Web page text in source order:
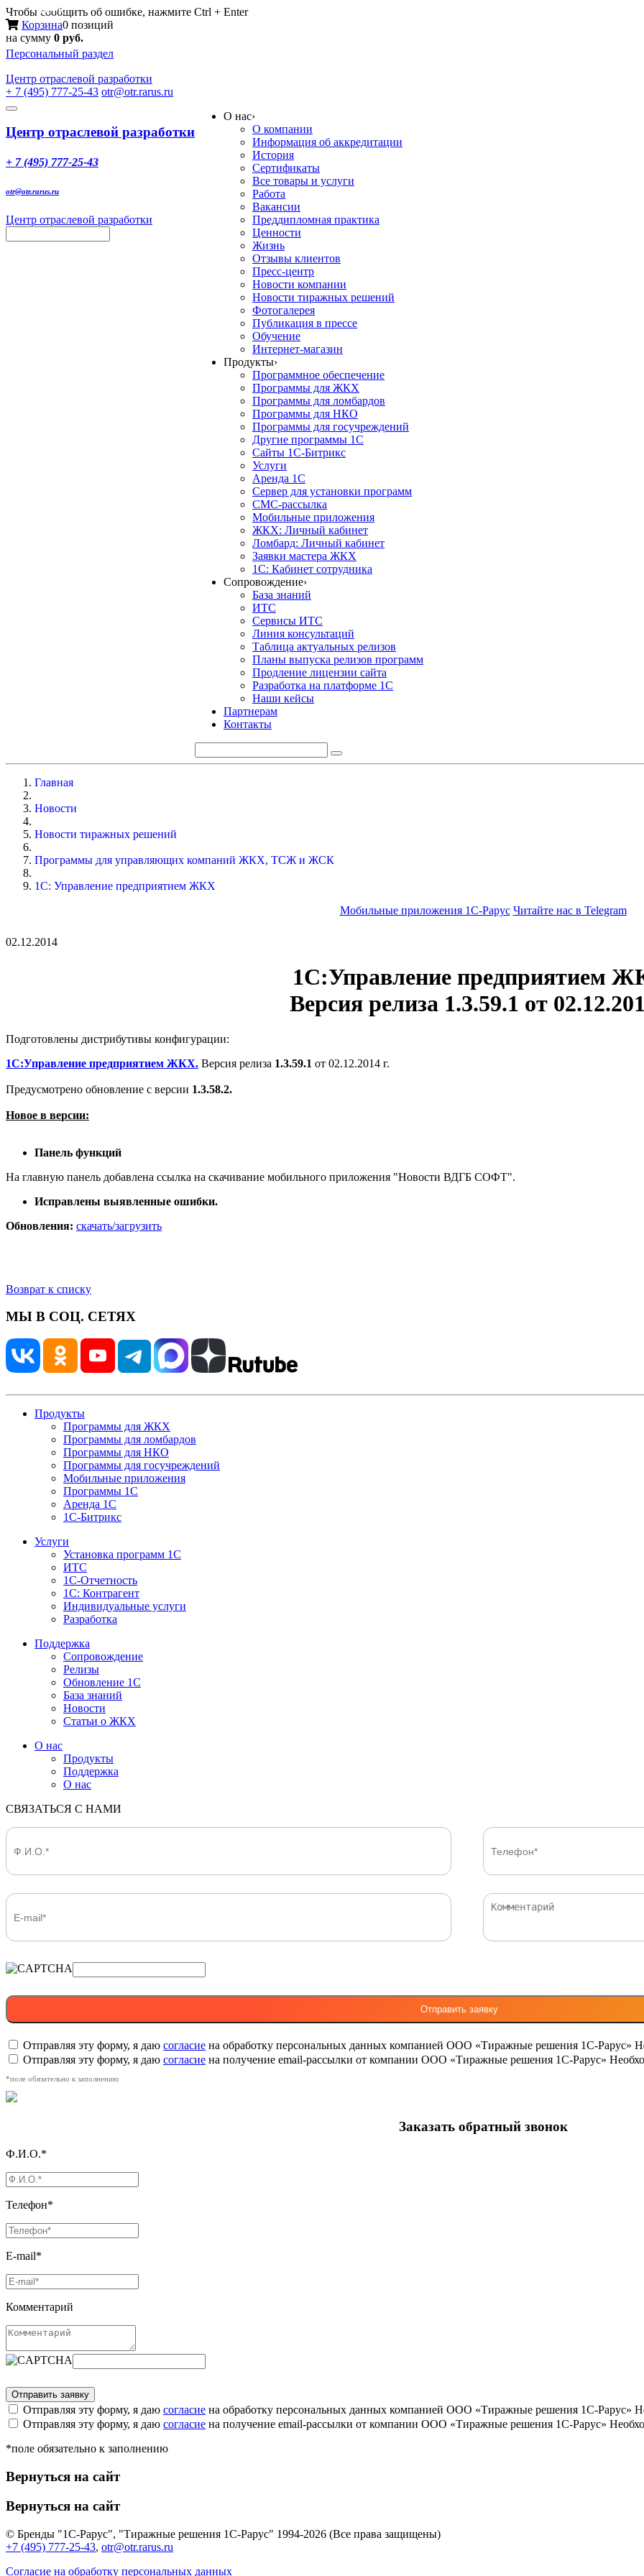
Чтобы сообщить об ошибке, нажмите Ctrl + Enter
Корзина0 позиций
на сумму 0 руб.
Персональный раздел
Центр отраслевой разработки
+ 7 (495) 777-25-43 otr@otr.rarus.ru
Toggle
Меню
Центр отраслевой разработки
+ 7 (495) 777-25-43
otr@otr.rarus.ru
Центр отраслевой разработки
О нас›
О компании
Информация об аккредитации
История
Сертификаты
Все товары и услуги
Работа
Вакансии
Преддипломная практика
Ценности
Жизнь
Отзывы клиентов
Пресс-центр
Новости компании
Новости тиражных решений
Фотогалерея
Публикация в прессе
Обучение
Интернет-магазин
Продукты›
Программное обеспечение
Программы для ЖКХ
Программы для ломбардов
Программы для НКО
Программы для госучреждений
Другие программы 1С
Сайты 1С-Битрикс
Услуги
Аренда 1С
Сервер для установки программ
СМС-рассылка
Мобильные приложения
ЖКХ: Личный кабинет
Ломбард: Личный кабинет
Заявки мастера ЖКХ
1С: Кабинет сотрудника
Сопровождение›
База знаний
ИТС
Сервисы ИТС
Линия консультаций
Таблица актуальных релизов
Планы выпуска релизов программ
Продление лицензии сайта
Разработка на платформе 1С
Наши кейсы
Партнерам
Контакты
Главная
Новости
Новости тиражных решений
Программы для управляющих компаний ЖКХ, ТСЖ и ЖСК
1С: Управление предприятием ЖКХ
Мобильные приложения 1С-Рарус Читайте нас в Telegram
02.12.2014
1С:Управление предприятием
Версия релиза 1.3.59.1 от
Подготовлены дистрибутивы конфигурации:
1С:Управление предприятием ЖКХ. Версия релиза 1.3.59.1 от 02.12.2014 г.
Предусмотрено обновление с версии 1.3.58.2.
Новое в версии:
Панель функций
На главную панель добавлена ссылка на скачивание мобильного приложения "Новости ВДГБ СОФТ".
Исправлены выявленные ошибки.
Обновления: скачать/загрузить
Возврат к списку
МЫ В СОЦ. СЕТЯХ
Продукты
Программы для ЖКХ
Программы для ломбардов
Программы для НКО
Программы для госучреждений
Мобильные приложения
Программы 1С
Аренда 1С
1С-Битрикс
Услуги
Установка программ 1С
ИТС
1С-Отчетность
1С: Контрагент
Индивидуальные услуги
Разработка
Поддержка
Сопровождение
Релизы
Обновление 1С
База знаний
Новости
Статьи о ЖКХ
О нас
Продукты
Поддержка
О нас
СВЯЗАТЬСЯ С НАМИ
Отправляя эту форму, я даю согласие на обработку персональных данных компанией ООО «Тиражные решения 1С-Рарус»
Отправляя эту форму, я даю согласие на получение email-рассылки от компании ООО «Тиражные решения 1С-Рарус»
*поле обязательно к заполнению
Заказать обратный звонок
Ф.И.О.*
Телефон*
E-mail*
Комментарий
Отправляя эту форму, я даю согласие на обработку персональных данных компанией ООО «Тиражные решения 1С-Рарус»
Отправляя эту форму, я даю согласие на получение email-рассылки от компании ООО «Тиражные решения 1С-Рарус»
*поле обязательно к заполнению
Вернуться на сайт
Вернуться на сайт
© Бренды "1С-Рарус", "Тиражные решения 1С-Рарус" 1994-2026 (Все права защищены)
+7 (495) 777-25-43, otr@otr.rarus.ru
Согласие на обработку персональных данных